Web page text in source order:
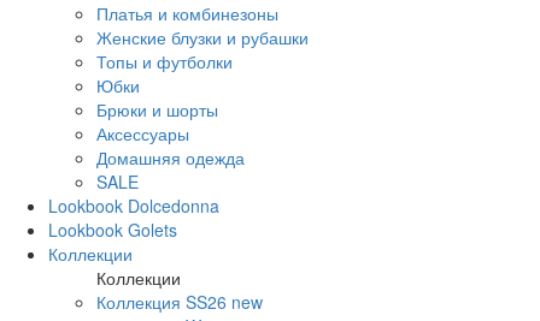
Платья и комбинезоны
Женские блузки и рубашки
Топы и футболки
Юбки
Брюки и шорты
Аксессуары
Домашняя одежда
SALE
Lookbook Dolcedonna
Lookbook Golets
Коллекции
Коллекции
Коллекция SS26 new